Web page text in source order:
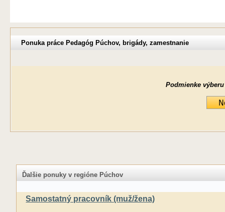
Ponuka práce Pedagóg Púchov, brigády, zamestnanie
Podmienke výberu
Ďalšie ponuky v regióne Púchov
Samostatný pracovník (muž/žena)